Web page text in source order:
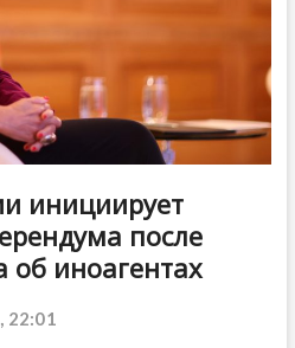
инициирует
после
об иноагентах
22:01